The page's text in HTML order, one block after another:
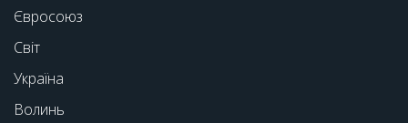
Євросоюз
Світ
Україна
Волинь